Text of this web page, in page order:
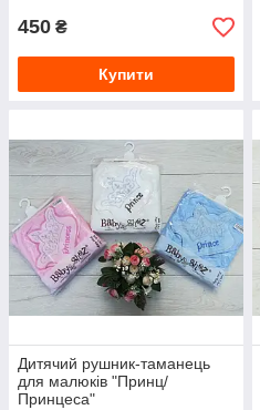
450 ₴
Купити
Дитячий рушник-таманець
для малюків "Принц/
Принцеса"